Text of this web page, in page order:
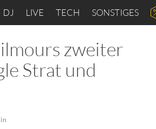
DJ LIVE TECH SONSTIGES
zweiter
Strat und